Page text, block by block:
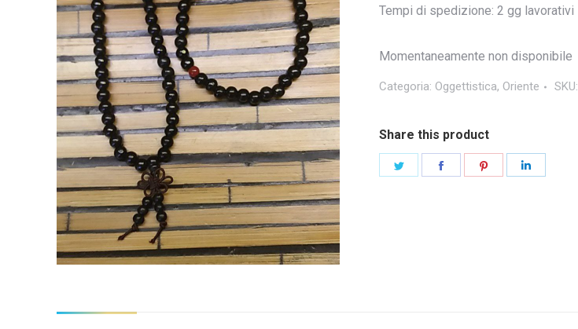
Tempi di spedizione: 2 gg lavorativi
Momentaneamente non disponibile
Categoria: Oggettistica, Oriente SKU:
Share this product
Condividi Condividi Condividi